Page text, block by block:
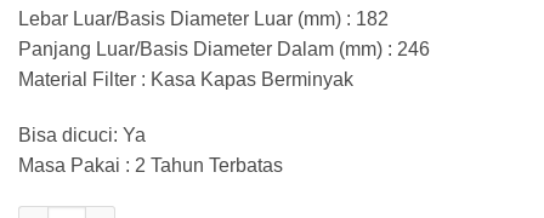
Rp 1.793.000.adalah:
Rp
Lebar Luar/Basis Diameter Luar (mm) : 182
Panjang Luar/Basis Diameter Dalam (mm) : 246
Material Filter : Kasa Kapas Berminyak
Bisa dicuci: Ya
Masa Pakai : 2 Tahun Terbatas